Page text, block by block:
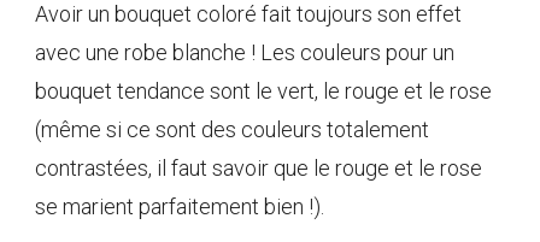
Avoir un bouquet coloré fait toujours son effet
avec une robe blanche ! Les couleurs pour un
bouquet tendance sont le vert, le rouge et le rose
(même si ce sont des couleurs totalement
contrastées, il faut savoir que le rouge et le rose
se marient parfaitement bien !).